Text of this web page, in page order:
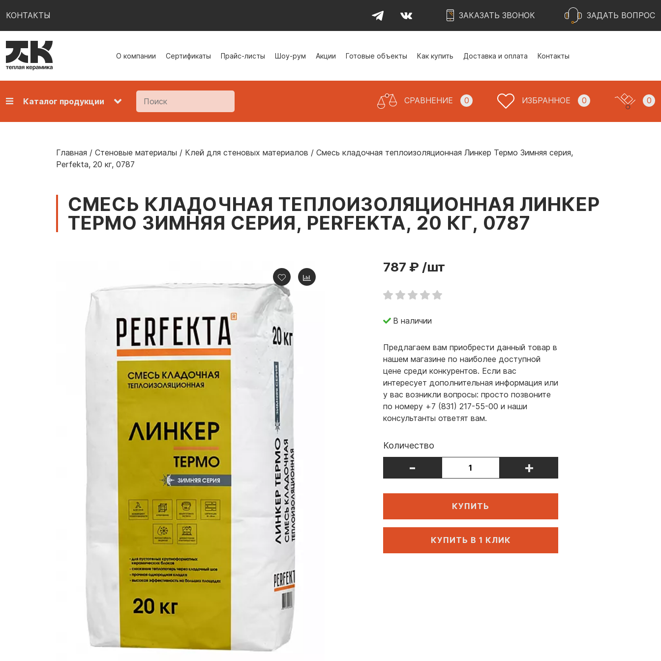
КОНТАКТЫ ЗАКАЗАТЬ ЗВОНОК ЗАДАТЬ ВОПРОС
О компании Сертификаты Прайс-листы Шоу-рум Акции Готовые объекты Как купить Доставка и оплата Контакты
Каталог продукции СРАВНЕНИЕ 0 ИЗБРАННОЕ 0 0
Главная / Стеновые материалы / Клей для стеновых материалов / Смесь кладочная теплоизоляционная Линкер Термо Зимняя серия,
Perfekta, 20 кг, 0787
СМЕСЬ КЛАДОЧНАЯ ТЕПЛОИЗОЛЯЦИОННАЯ ЛИНКЕР
ТЕРМО ЗИМНЯЯ СЕРИЯ, PERFEKTA, 20 КГ, 0787
787 ₽ /шт
В наличии
Предлагаем вам приобрести данный товар в
нашем магазине по наиболее доступной
цене среди конкурентов. Если вас
интересует дополнительная информация или
у вас возникли вопросы: просто позвоните
по номеру +7 (831) 217-55-00 и наши
консультанты ответят вам.
Количество
- +
КУПИТЬ
КУПИТЬ В 1 КЛИК